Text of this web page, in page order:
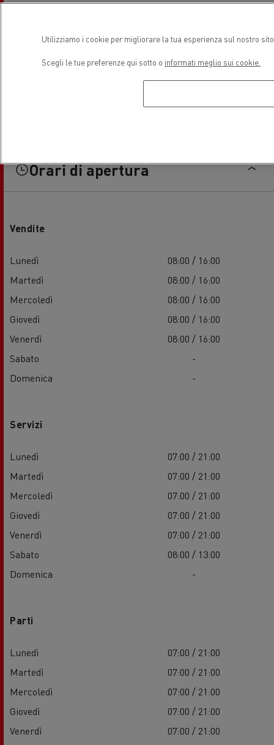
Orari di apertura
Vendite
Lunedì
08:00 / 16:00
Martedì
08:00 / 16:00
Mercoledì
08:00 / 16:00
Giovedì
08:00 / 16:00
Venerdì
08:00 / 16:00
Sabato
-
Domenica
-
Servizi
Lunedì
07:00 / 21:00
Martedì
07:00 / 21:00
Mercoledì
07:00 / 21:00
Giovedì
07:00 / 21:00
Venerdì
07:00 / 21:00
Sabato
08:00 / 13:00
Domenica
-
Parti
Lunedì
07:00 / 21:00
Martedì
07:00 / 21:00
Mercoledì
07:00 / 21:00
Giovedì
07:00 / 21:00
Venerdì
07:00 / 21:00
Utilizziamo i cookie per migliorare la tua esperienza sul nostro
Scegli le tue preferenze qui sotto o informati meglio sui cookie.